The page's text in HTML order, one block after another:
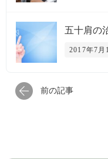
五十肩の
2017年7月
前の記事